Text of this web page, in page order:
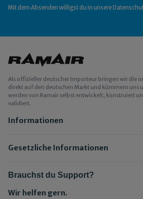
Mit dem Absenden willigst du in unsere
Als offizieller deutscher Importeur bringen wir die
direkt auf den deutschen Markt und kümmern uns
werden von Ramair selbst entwickelt, konstruiert
validiert.
Informationen
Gesetzliche Informationen
Brauchst du Support?
Wir helfen gern.